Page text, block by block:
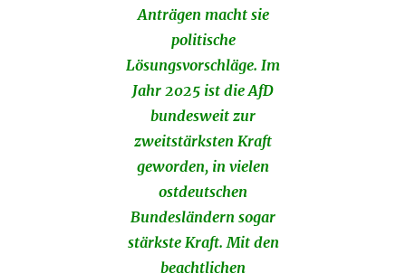
Anträgen macht sie
politische
Lösungsvorschläge. Im
Jahr 2025 ist die AfD
bundesweit zur
zweitstärksten Kraft
geworden, in vielen
ostdeutschen
Bundesländern sogar
stärkste Kraft. Mit den
beachtlichen